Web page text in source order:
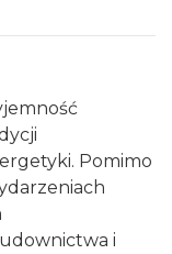
Pomimo
i